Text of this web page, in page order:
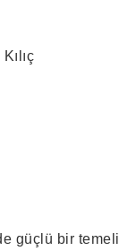
güçlü bir temeli